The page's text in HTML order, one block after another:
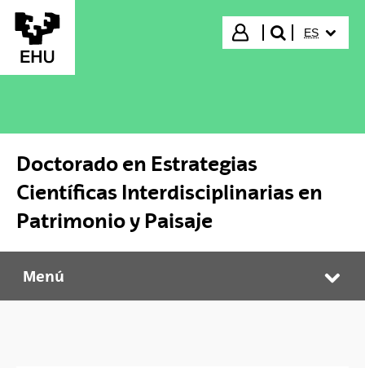
Saltar al contenido principal
Iniciar sesión
buscar"
ES
Doctorado en Estrategias
Científicas Interdisciplinarias en
Patrimonio y Paisaje
Doctorado en Estrategias Científicas Interdisciplinarias en Patrimonio y Paisaje
Menú